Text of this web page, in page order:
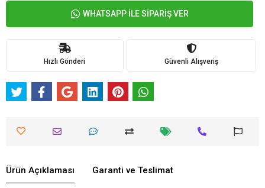
WHATSAPP İLE SİPARİŞ VER
Hızlı Gönderi Güvenli Alışveriş
Ürün Açıklaması Garanti ve Teslimat